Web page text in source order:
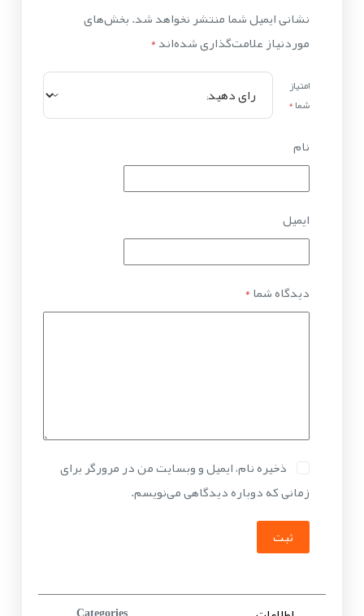
نشانی ایمیل شما منتشر نخواهد شد.بخش‌های
موردنیاز علامت‌گذاری شده‌اند*
امتیاز
شما*
نام
ایمیل
دیدگاه شما*
ذخیره نام، ایمیل و وبسایت من در مرورگر برای
زمانی که دوباره دیدگاهی می‌نویسم.
ثبت
Categories